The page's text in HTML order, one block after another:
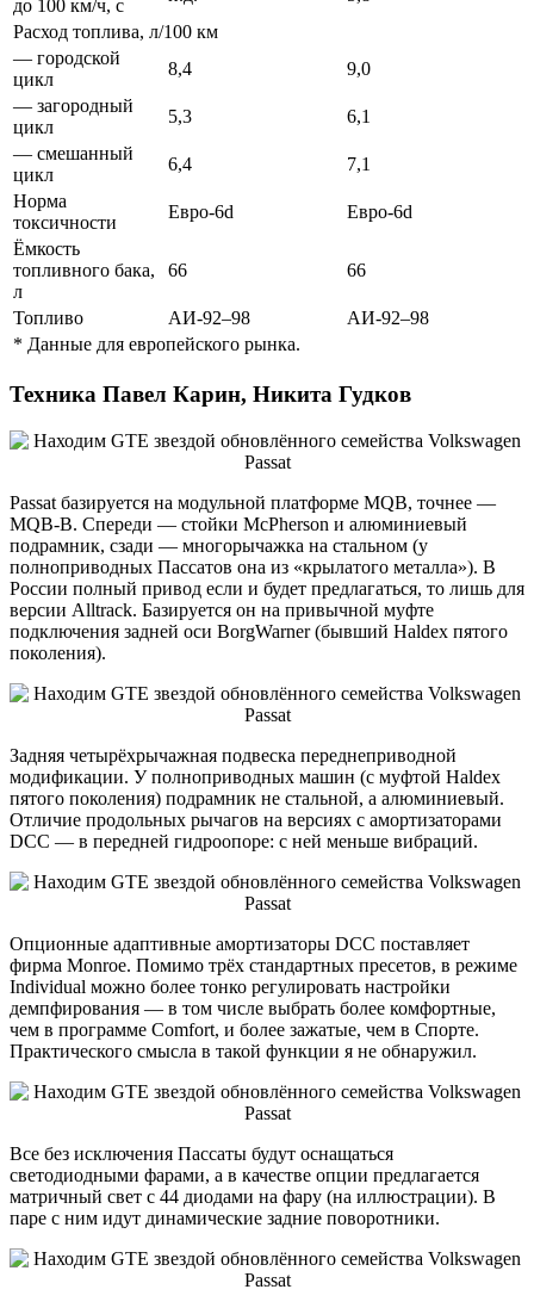
до 100 км/ч, с
Расход топлива, л/100 км
— городской
цикл
8,4
9,0
— загородный
цикл
5,3
6,1
— смешанный
цикл
6,4
7,1
Норма
токсичности
Евро-6d
Евро-6d
Ёмкость
топливного бака,
л
66 66
Топливо АИ-92–98
АИ-92–98
* Данные для европейского рынка.
Техника Павел Карин, Никита Гудков
Passat базируется на модульной платформе MQB, точнее —
MQB-B. Спереди — стойки McPherson и алюминиевый
подрамник, сзади — многорычажка на стальном (у
полноприводных Пассатов она из «крылатого металла»). В
России полный привод если и будет предлагаться, то лишь для
версии Alltrack. Базируется он на привычной муфте
подключения задней оси BorgWarner (бывший Haldex пятого
поколения).
Задняя четырёхрычажная подвеска переднеприводной
модификации. У полноприводных машин (с муфтой Haldex
пятого поколения) подрамник не стальной, а алюминиевый.
Отличие продольных рычагов на версиях с амортизаторами
DCC — в передней гидроопоре: с ней меньше вибраций.
Опционные адаптивные амортизаторы DCC поставляет
фирма Monroe. Помимо трёх стандартных пресетов, в режиме
Individual можно более тонко регулировать настройки
демпфирования ― в том числе выбрать более комфортные,
чем в программе Comfort, и более зажатые, чем в Спорте.
Практического смысла в такой функции я не обнаружил.
Все без исключения Пассаты будут оснащаться
светодиодными фарами, а в качестве опции предлагается
матричный свет с 44 диодами на фару (на иллюстрации). В
паре с ним идут динамические задние поворотники.